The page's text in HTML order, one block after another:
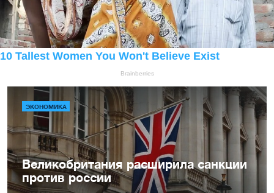
ЭКОНОМИКА
Великобритания расширила санкции
против россии